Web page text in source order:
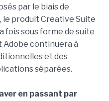
par le biais de
le produit Creative Suite
fois sous forme de suite
Adobe continuera à
et des
séparées.
en passant par